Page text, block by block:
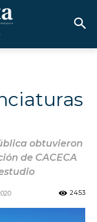
obtuvieron
de CACECA
2453